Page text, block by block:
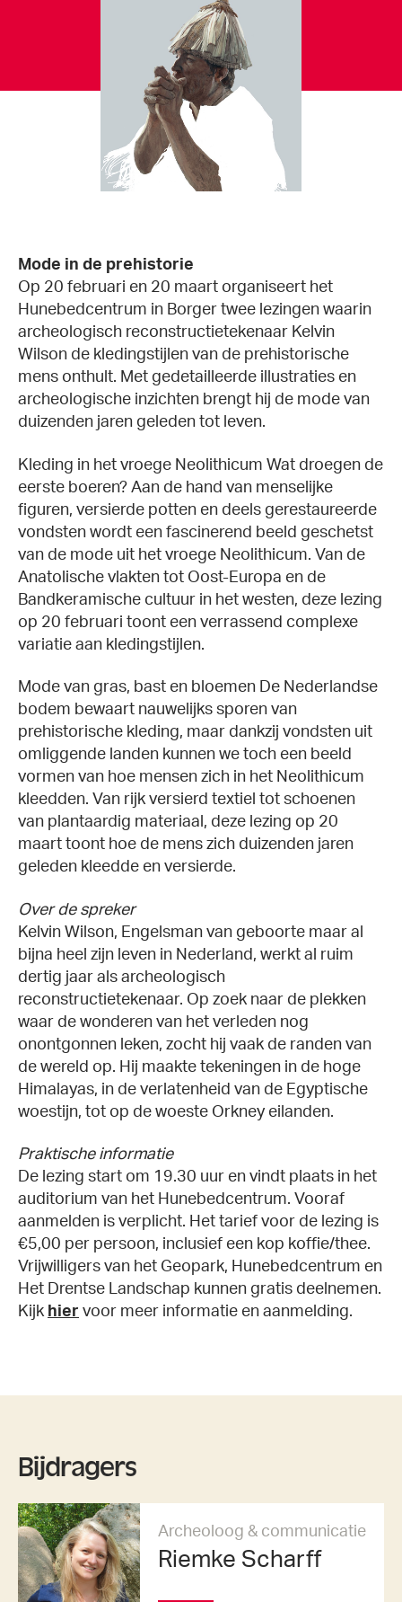
Mode in de prehistorie
Op 20 februari en 20 maart organiseert het
Hunebedcentrum in Borger twee lezingen waarin
archeologisch reconstructietekenaar Kelvin
Wilson de kledingstijlen van de prehistorische
mens onthult. Met gedetailleerde illustraties en
archeologische inzichten brengt hij de mode van
duizenden jaren geleden tot leven.
Kleding in het vroege Neolithicum Wat droegen de
eerste boeren? Aan de hand van menselijke
figuren, versierde potten en deels gerestaureerde
vondsten wordt een fascinerend beeld geschetst
van de mode uit het vroege Neolithicum. Van de
Anatolische vlakten tot Oost-Europa en de
Bandkeramische cultuur in het westen, deze lezing
op 20 februari toont een verrassend complexe
variatie aan kledingstijlen.
Mode van gras, bast en bloemen De Nederlandse
bodem bewaart nauwelijks sporen van
prehistorische kleding, maar dankzij vondsten uit
omliggende landen kunnen we toch een beeld
vormen van hoe mensen zich in het Neolithicum
kleedden. Van rijk versierd textiel tot schoenen
van plantaardig materiaal, deze lezing op 20
maart toont hoe de mens zich duizenden jaren
geleden kleedde en versierde.
Over de spreker
Kelvin Wilson, Engelsman van geboorte maar al
bijna heel zijn leven in Nederland, werkt al ruim
dertig jaar als archeologisch
reconstructietekenaar. Op zoek naar de plekken
waar de wonderen van het verleden nog
onontgonnen leken, zocht hij vaak de randen van
de wereld op. Hij maakte tekeningen in de hoge
Himalayas, in de verlatenheid van de Egyptische
woestijn, tot op de woeste Orkney eilanden.
Praktische informatie
De lezing start om 19.30 uur en vindt plaats in het
auditorium van het Hunebedcentrum. Vooraf
aanmelden is verplicht. Het tarief voor de lezing is
€5,00 per persoon, inclusief een kop koffie/thee.
Vrijwilligers van het Geopark, Hunebedcentrum en
Het Drentse Landschap kunnen gratis deelnemen.
Kijk hier voor meer informatie en aanmelding.
Bijdragers
Archeoloog & communicatie
Riemke Scharff